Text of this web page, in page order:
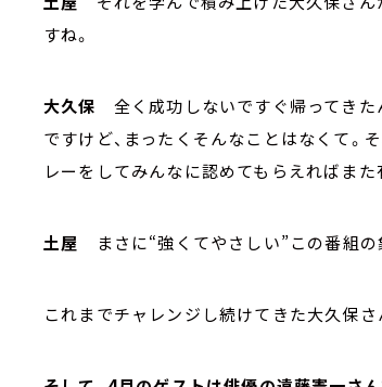
すね。
大久保 全く成功しないですぐ帰ってきた
ですけど、まったくそんなことはなくて。
レーをしてみんなに認めてもらえればま
土屋 まさに“強くてやさしい”この番組の
これまでチャレンジし続けてきた大久保